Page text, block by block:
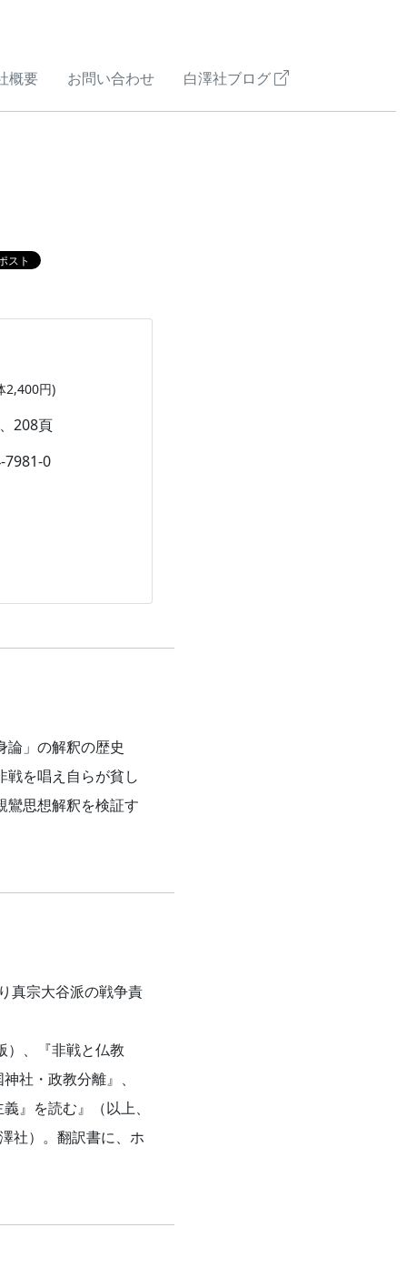
概要 お問い合わせ 白澤社ブログ
2,400円)
208頁
7981-0
論」の解釈の歴史
戦を唱え自らが貧し
鸞思想解釈を検証す
真宗大谷派の戦争責
）、『非戦と仏教
社・政教分離』、
』を読む』（以上、
社）。翻訳書に、ホ